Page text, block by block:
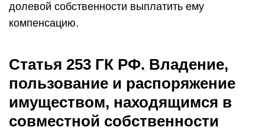
долевой собственности выплатить ему
компенсацию.
Статья 253 ГК РФ. Владение,
пользование и распоряжение
имуществом, находящимся в
совместной собственности